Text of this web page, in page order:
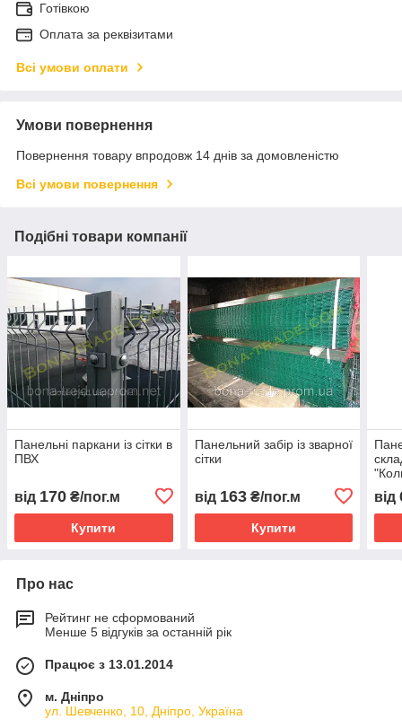
Готівкою
Оплата за реквізитами
Всі умови оплати
Умови повернення
Повернення товару впродовж 14 днів за домовленістю
Всі умови повернення
Подібні товари компанії
Панельні паркани із сітки в
ПВХ
від 170 ₴/пог.м
Купити
Панельний забір із зварної
сітки
від 163₴/пог.м
Купити
від
Про нас
Рейтинг не сформований
Менше 5 відгуків за останній рік
Працює з 13.01.2014
м. Дніпро
ул. Шевченко, 10, Дніпро, Україна